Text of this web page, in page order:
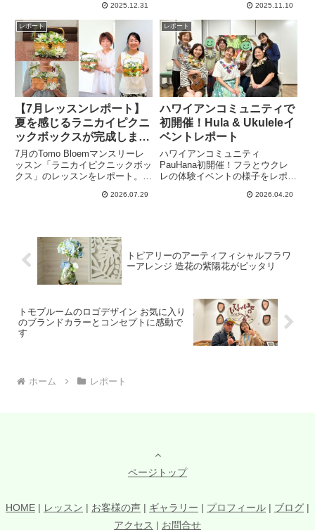
本やってみて本当良かったと思っ
ています。登録者数も90人に増
えて良い流れを少し肌で感じるこ
とができました。
2025.12.31
子様達がとても可愛く作ってくれ
ました。目玉商品の見本品販売も
大好評で案の定1番人気でほぼ完
売でした。
2025.11.10
レポート
【7月レッスンレポート】
夏を感じるラニカイピクニ
ックボックスが完成しまし
た！
7月のTomo Bloemマンスリーレ
ッスン「ラニカイピクニックボッ
クス」のレッスンをレポート。対
のご感想、完成作品をご紹介しま
2026.07.29
レポート
ハワイアンコミュニティで
初開催！Hula & Ukuleleイ
ベントレポート
ハワイアンコミュニティ
PauHana初開催！フラとウクレ
レの体験イベントの様子をレポー
クレレのレッスンを受け、その後
2026.04.20
トピアリーのアーティフィシャルフラワ
ーアレンジ 造花の紫陽花がピッタリ
トモブルームのロゴデザイン お気に入り
のブランドカラーとコンセプトに感動で
す
ホーム レポート
ページトップ
HOME | レッスン | お客様の声 | ギャラリー | プロフィール | ブログ |
アクセス | お問合せ